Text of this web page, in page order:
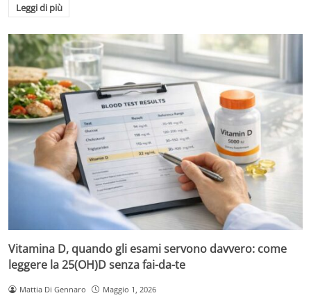
Leggi di più
Vitamina D, quando gli esami servono davvero: come
leggere la 25(OH)D senza fai-da-te
Mattia Di Gennaro Maggio 1, 2026